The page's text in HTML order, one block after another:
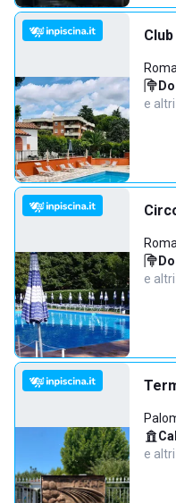
e altri
Roma
e altri
e altri